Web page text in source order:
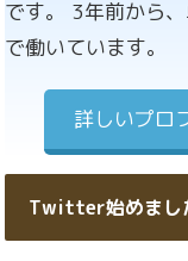
です。 3年前から
で働いています。
詳しいプロ
Twitter始めまし